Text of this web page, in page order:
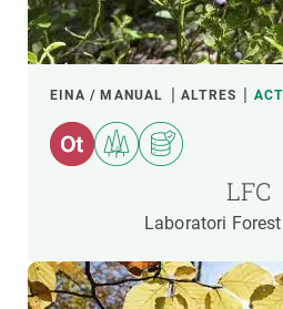
EINA / MANUAL ALTRES
LFC
Laboratori